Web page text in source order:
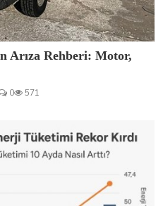
Arıza Rehberi: Motor,
0 571